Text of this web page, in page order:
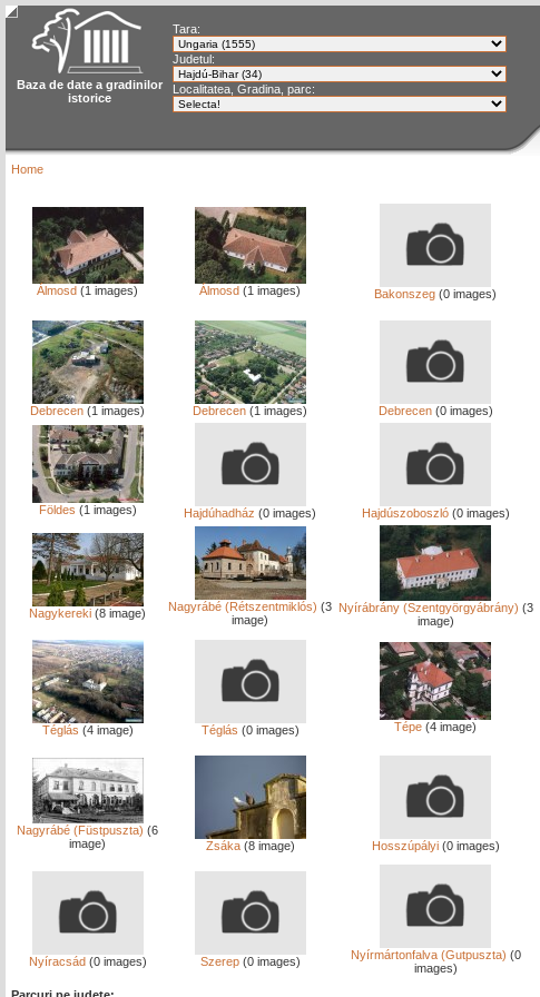
Baza de date a gradinilor
istorice
Tara:
Judetul:
Localitatea, Gradina, parc:
Home
Álmosd (1 images) Álmosd (1 images) Bakonszeg (0 images)
Debrecen (1 images) Debrecen (1 images) Debrecen(0 images)
Földes (1 images) Hajdúhadház (0 images) Hajdúszoboszló(0 images)
Nagykereki (8 image) Nagyrábé (Rétszentmiklós) (3
image)
Nyírábrány (Szentgyörgyábrány) (3
image)
Téglás (4 image) Téglás (0 images) Tépe (4 image)
Nagyrábé (Füstpuszta) (6
image)
Zsáka(8 image) Hosszúpályi(0 images)
Nyíracsád(0 images) Szerep(0 images) Nyírmártonfalva (Gutpuszta) (0
images)